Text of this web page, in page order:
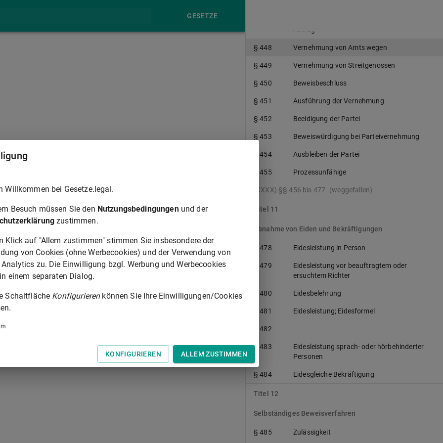
GESETZE
kann das Gericht, wenn das Ergebnis der
um seine Überzeugung von der Wahrheit oder
Vernehmung einer Partei oder beider Parteien über die
§ 449
Tastatur zur Navigation zwischen Normen.
§ 448 Vernehmung von Amts wegen
§ 449 Vernehmung von Streitgenossen
§ 450 Beweisbeschluss
§ 451 Ausführung der Vernehmung
§ 452 Beeidigung der Partei
§ 453 Beweiswürdigung bei Parteivernehmung
§ 454 Ausbleiben der Partei
§ 455 Prozessunfähige
(XXXX) §§ 456 bis 477 (weggefallen)
Titel 11
Abnahme von Eiden und Bekräftigungen
§ 478 Eidesleistung in Person
§ 479
Eidesleistung vor beauftragtem oder
ersuchtem Richter
§ 480 Eidesbelehrung
§ 481 Eidesleistung; Eidesformel
§ 482
§ 483
Eidesleistung sprach- oder hörbehinderter
Personen
§ 484 Eidesgleiche Bekräftigung
Titel 12
Selbständiges Beweisverfahren
§ 485 Zulässigkeit
Willkommen bei Gesetze.legal.
Besuch müssen Sie den Nutzungsbedingungenund der
zustimmen.
Klick auf "Allem zustimmen" stimmen Sie insbesondere der
von Cookies (ohne Werbecookies) und der Verwendung von
Analytics zu. Die Einwilligung bzgl. Werbung und Werbecookies
einem separaten Dialog.
Schaltfläche Konfigurierenkönnen Sie Ihre Einwilligungen/Cookies
KONFIGURIEREN ALLEM ZUSTIMMEN